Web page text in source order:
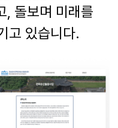
돌보며 미래를
고 있습니다.